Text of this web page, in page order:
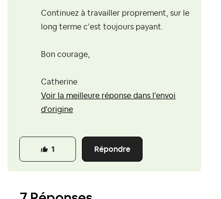
Continuez à travailler proprement, sur le
long terme c’est toujours payant.
Bon courage,
Catherine
Voir la meilleure réponse dans l'envoi
d'origine
Répondre
1